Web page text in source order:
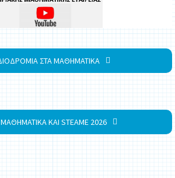
ΣΤΑ ΜΑΘΗΜΑΤΙΚΑ
ΚΑΙ STEAME 2026